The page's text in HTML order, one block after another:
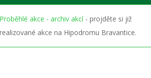
akce - archiv akcí- projděte si již
akce na Hipodromu Bravantice.